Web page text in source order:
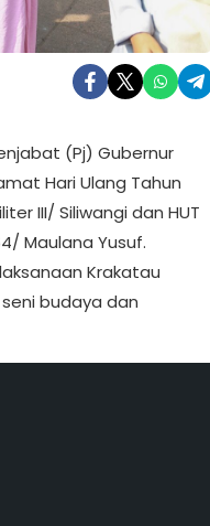
(Pj) Gubernur
Hari Ulang Tahun
III/ Siliwangi dan HUT
Maulana Yusuf.
Krakatau
budaya dan